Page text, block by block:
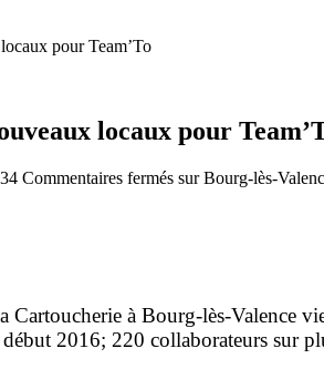
pour Team’To
locaux pour
Commentaires fermés sur Bourg-lès-
Cartoucherie à Bourg-lès-Valence
2016; 220 collaborateurs sur